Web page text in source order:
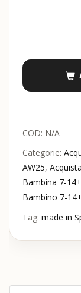
COD: N/A
Categorie:
AW25,
Bambina 7-
Bambino 7-
Tag: made in